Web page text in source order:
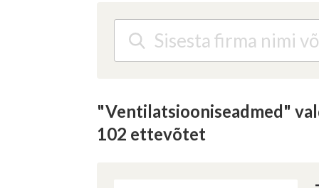
"Ventilatsiooniseadmed"
102 ettevõtet